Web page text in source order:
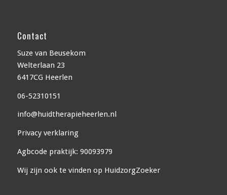
Contact
Suze van Beusekom
Welterlaan 23
6417CG Heerlen
06-52310151
info@huidtherapieheerlen.nl
Privacy verklaring
Agbcode praktijk: 90093979
Wij zijn ook te vinden op HuidzorgZoeker